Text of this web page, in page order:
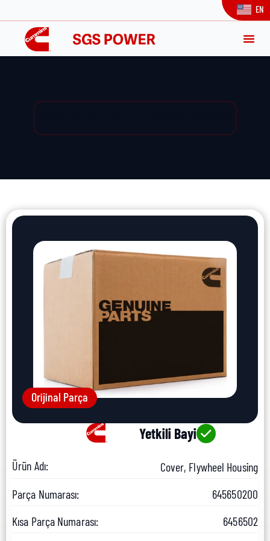
EN
Orijinal Parça
Yetkili Bayi
Ürün Adı:
Cover, Flywheel Housing
Parça Numarası:
645650200
Kısa Parça Numarası:
6456502